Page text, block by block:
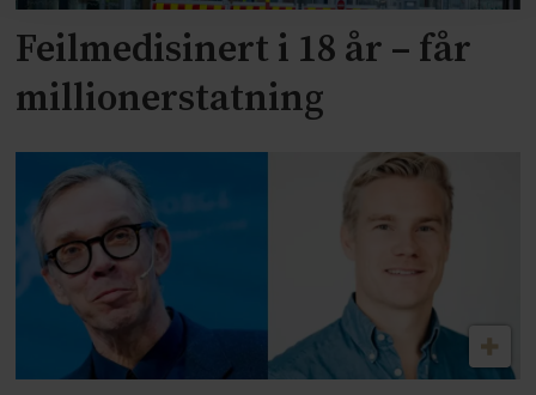
Feilmedisinert i 18 år – får
millionerstatning